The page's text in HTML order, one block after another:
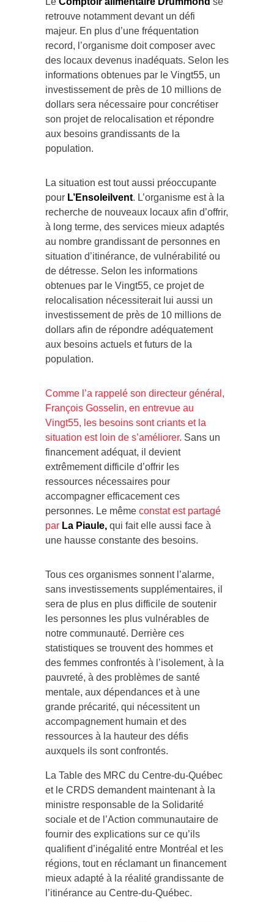
Le Comptoir alimentaire Drummond se
retrouve notamment devant un défi
majeur. En plus d’une fréquentation
record, l’organisme doit composer avec
des locaux devenus inadéquats. Selon les
informations obtenues par le Vingt55, un
investissement de près de 10 millions de
dollars sera nécessaire pour concrétiser
son projet de relocalisation et répondre
aux besoins grandissants de la
population.
La situation est tout aussi préoccupante
pour L’Ensoleilvent. L’organisme est à la
recherche de nouveaux locaux afin d’offrir,
à long terme, des services mieux adaptés
au nombre grandissant de personnes en
situation d’itinérance, de vulnérabilité ou
de détresse. Selon les informations
obtenues par le Vingt55, ce projet de
relocalisation nécessiterait lui aussi un
investissement de près de 10 millions de
dollars afin de répondre adéquatement
aux besoins actuels et futurs de la
population.
Comme l’a rappelé son directeur général,
François Gosselin, en entrevue au
Vingt55, les besoins sont criants et la
situation est loin de s’améliorer. Sans un
financement adéquat, il devient
extrêmement difficile d’offrir les
ressources nécessaires pour
accompagner efficacement ces
personnes. Le même constat est partagé
par La Piaule, qui fait elle aussi face à
une hausse constante des besoins.
Tous ces organismes sonnent l’alarme,
sans investissements supplémentaires, il
sera de plus en plus difficile de soutenir
les personnes les plus vulnérables de
notre communauté. Derrière ces
statistiques se trouvent des hommes et
des femmes confrontés à l’isolement, à la
pauvreté, à des problèmes de santé
mentale, aux dépendances et à une
grande précarité, qui nécessitent un
accompagnement humain et des
ressources à la hauteur des défis
auxquels ils sont confrontés.
La Table des MRC du Centre-du-Québec
et le CRDS demandent maintenant à la
ministre responsable de la Solidarité
sociale et de l’Action communautaire de
fournir des explications sur ce qu’ils
qualifient d’inégalité entre Montréal et les
régions, tout en réclamant un financement
mieux adapté à la réalité grandissante de
l’itinérance au Centre-du-Québec.